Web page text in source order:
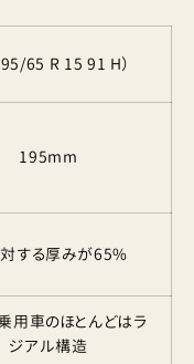
65 R 15 91 H）
195mm
する厚みが65%
用車のほとんどはラ
ジアル構造